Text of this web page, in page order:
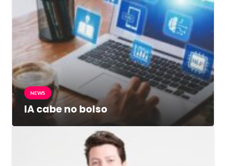
NEWS
IA cabe no bolso